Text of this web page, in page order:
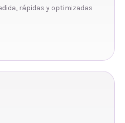
rápidas y optimizadas